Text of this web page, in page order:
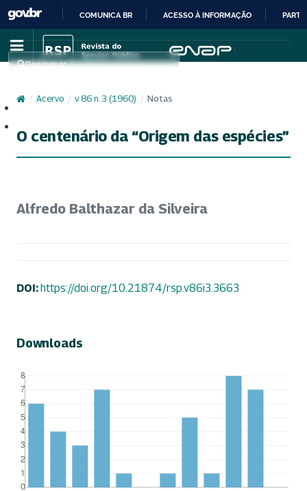
IR
PARA
CONTEÚDO
COMUNICA BR ACESSO À INFORMAÇÃO
Pesquisar
/ Acervo / v. 86 n. 3 (1960) / Notas
O centenário da “Origem das espécies”
Alfredo Balthazar da Silveira
DOI:https://doi.org/10.21874/rsp.v86i3.3663
Downloads